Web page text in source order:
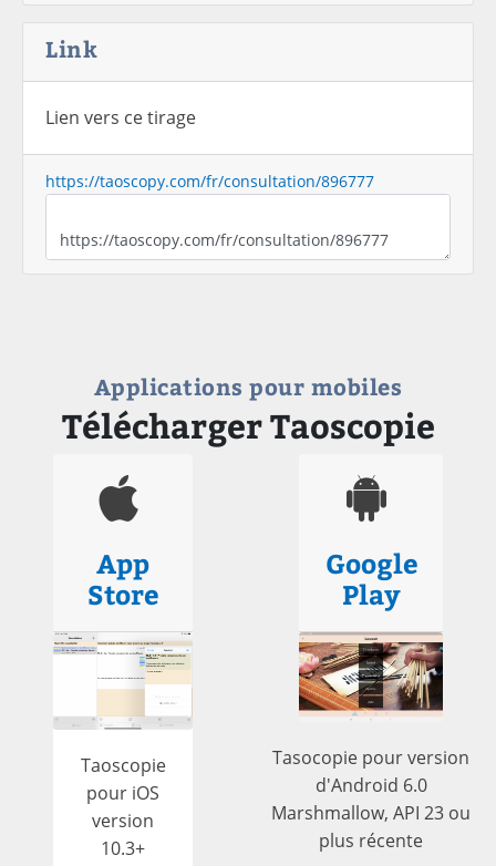
Link
Lien vers ce tirage
https://taoscopy.com/fr/consultation/896777
Applications pour mobiles
Télécharger Taoscopie
App
Store
Taoscopie
pour iOS
version
10.3+
Google
Play
Tasocopie pour version
d'Android 6.0
Marshmallow, API 23 ou
plus récente